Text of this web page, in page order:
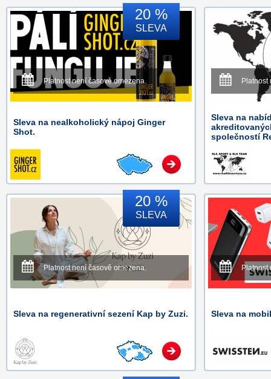
20 %
SLEVA
Platnost není časově omezena.
Sleva na nealkoholický nápoj Ginger
Shot.
Platnost
Sleva na
společností
20 %
SLEVA
Platnost není časově omezena.
Sleva na regenerativní sezení Kap by Zuzi.
Platnost
Sleva na